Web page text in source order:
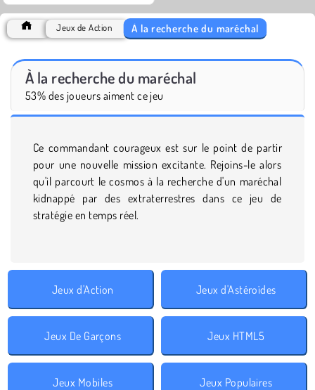
Jeux de Action À la recherche du maréchal
À la recherche du maréchal
53% des joueurs aiment ce jeu
Ce commandant courageux est sur le point de partir
pour une nouvelle mission excitante. Rejoins-le alors
qu'il parcourt le cosmos à la recherche d'un maréchal
kidnappé par des extraterrestres dans ce jeu de
stratégie en temps réel.
Jeux d'Action Jeux d'Astéroïdes
Jeux De Garçons Jeux HTML5
Jeux Mobiles Jeux Populaires